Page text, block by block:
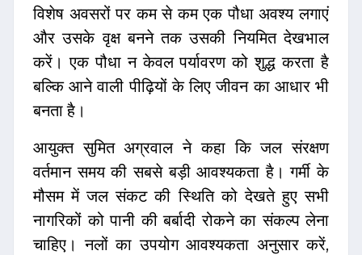
विशेष अवसरों पर कम से कम एक पौधा अवश्य लगाएं
और उसके वृक्ष बनने तक उसकी नियमित देखभाल
करें। एक पौधा न केवल पर्यावरण को शुद्ध करता है
बल्कि आने वाली पीढ़ियों के लिए जीवन का आधार भी
बनता है।
आयुक्त सुमित अग्रवाल ने कहा कि जल संरक्षण
वर्तमान समय की सबसे बड़ी आवश्यकता है। गर्मी के
मौसम में जल संकट की स्थिति को देखते हुए सभी
नागरिकों को पानी की बर्बादी रोकने का संकल्प लेना
चाहिए। नलों का उपयोग आवश्यकता अनुसार करें,